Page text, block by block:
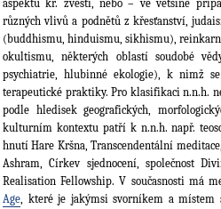
aspektu kř. zvěsti, nebo – ve většině
různých vlivů a podnětů z křesťanství,
(buddhismu, hinduismu, sikhismu),
okultismu, některých oblastí soudobé
psychiatrie, hlubinné ekologie), k nimž
terapeutické praktiky. Pro klasifikaci n.n.h.
podle hledisek geografických,
kulturním kontextu patří k n.n.h. např.
hnutí Hare Kršna, Transcendentální
Ashram, Církev sjednocení, společnost
Realisation Fellowship. V současnosti má
Age, které je jakýmsi svorníkem a místem